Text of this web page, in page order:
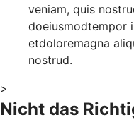
veniam, quis
doeiusmodtempor
etdoloremagna
nostrud.
>
Nicht das